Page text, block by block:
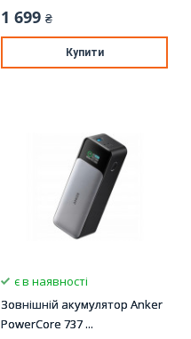
1 699 ₴
Купити
є в наявності
Зовнішній акумулятор Anker
PowerCore 737 ...